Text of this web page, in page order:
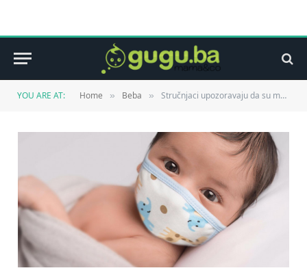
YOU ARE AT: Home » Beba » Stručnjaci upozoravaju da su maske opasne za djecu mlađu od dvije godine